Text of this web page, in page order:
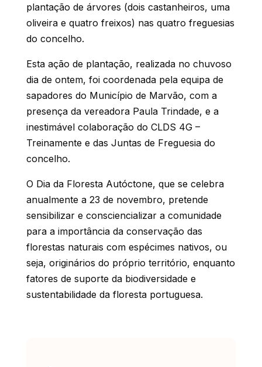
plantação de árvores (dois castanheiros, uma
oliveira e quatro freixos) nas quatro freguesias
do concelho.
Esta ação de plantação, realizada no chuvoso
dia de ontem, foi coordenada pela equipa de
sapadores do Município de Marvão, com a
presença da vereadora Paula Trindade, e a
inestimável colaboração do CLDS 4G –
Treinamente e das Juntas de Freguesia do
concelho.
O Dia da Floresta Autóctone, que se celebra
anualmente a 23 de novembro, pretende
sensibilizar e consciencializar a comunidade
para a importância da conservação das
florestas naturais com espécimes nativos, ou
seja, originários do próprio território, enquanto
fatores de suporte da biodiversidade e
sustentabilidade da floresta portuguesa.